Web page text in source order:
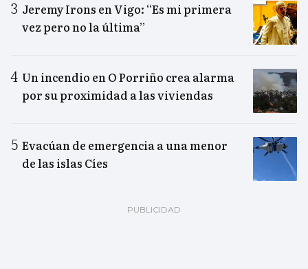
Jeremy Irons en Vigo: “Es mi primera
vez pero no la última”
Un incendio en O Porriño crea alarma
por su proximidad a las viviendas
Evacúan de emergencia a una menor
de las islas Cíes